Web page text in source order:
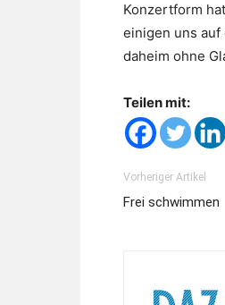
Konzertform
einigen uns
daheim ohne
Teilen mit:
Vorheriger Artikel
Frei schwimmen